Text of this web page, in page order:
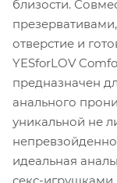
близости.
отверстие и
YESforLOV
предназначен
анального
уникальной не
идеальная